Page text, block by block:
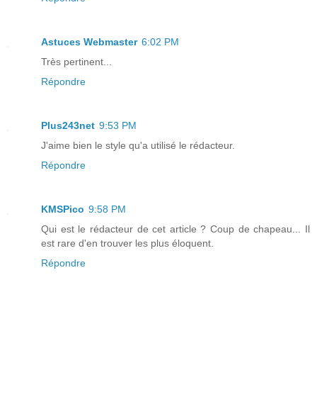
Astuces Webmaster 6:02 PM
Très pertinent...
Répondre
Plus243net 9:53 PM
J'aime bien le style qu'a utilisé le rédacteur.
Répondre
KMSPico 9:58 PM
Qui est le rédacteur de cet article ? Coup de chapeau... Il
est rare d'en trouver les plus éloquent.
Répondre